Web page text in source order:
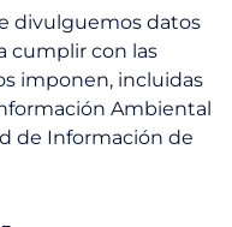
divulguemos datos
cumplir con las
imponen, incluidas
Ambiental
de Información de